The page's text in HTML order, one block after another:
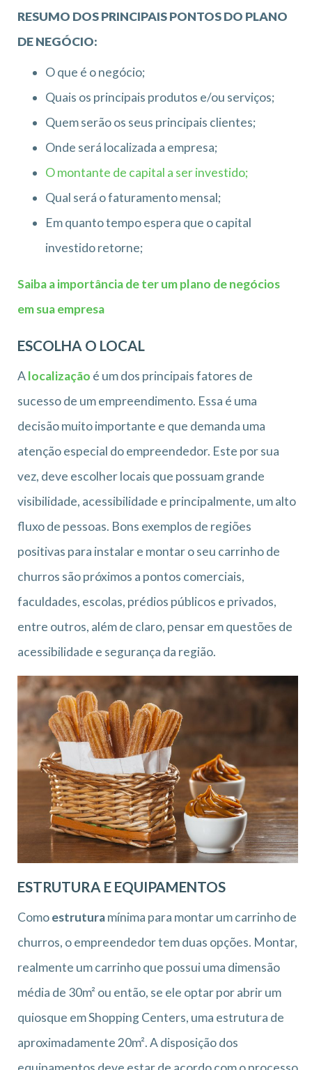
RESUMO DOS PRINCIPAIS PONTOS DO PLANO
DE NEGÓCIO:
O que é o negócio;
Quais os principais produtos e/ou serviços;
Quem serão os seus principais clientes;
Onde será localizada a empresa;
O montante de capital a ser investido;
Qual será o faturamento mensal;
Em quanto tempo espera que o capital
investido retorne;
Saiba a importância de ter um plano de negócios
em sua empresa
ESCOLHA O LOCAL
Alocalização é um dos principais fatores de
sucesso de um empreendimento. Essa é uma
decisão muito importante e que demanda uma
atenção especial do empreendedor. Este por sua
vez, deve escolher locais que possuam grande
visibilidade, acessibilidade e principalmente, um alto
fluxo de pessoas. Bons exemplos de regiões
positivas para instalar e montar o seu carrinho de
churros são próximos a pontos comerciais,
faculdades, escolas, prédios públicos e privados,
entre outros, além de claro, pensar em questões de
acessibilidade e segurança da região.
ESTRUTURA E EQUIPAMENTOS
Comoestruturamínima para montar um carrinho de
churros, o empreendedor tem duas opções. Montar,
realmente um carrinho que possui uma dimensão
média de 30m² ou então, se ele optar por abrir um
quiosque em Shopping Centers, uma estrutura de
aproximadamente 20m². A disposição dos